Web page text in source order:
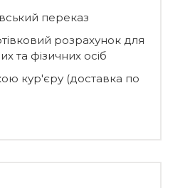
переказ
розрахунок для
та фізичних осіб
кур'єру (доставка по